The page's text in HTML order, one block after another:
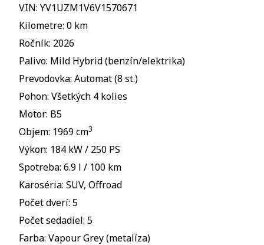
VIN: YV1UZM1V6V1570671
Kilometre: 0 km
Ročník: 2026
Palivo: Mild Hybrid (benzín/elektrika)
Prevodovka: Automat (8 st.)
Pohon: Všetkých 4 kolies
Motor: B5
Objem: 1969 cm3
Výkon: 184 kW / 250 PS
Spotreba: 6.9 l / 100 km
Karoséria: SUV, Offroad
Počet dverí: 5
Počet sedadiel: 5
Farba: Vapour Grey (metalíza)